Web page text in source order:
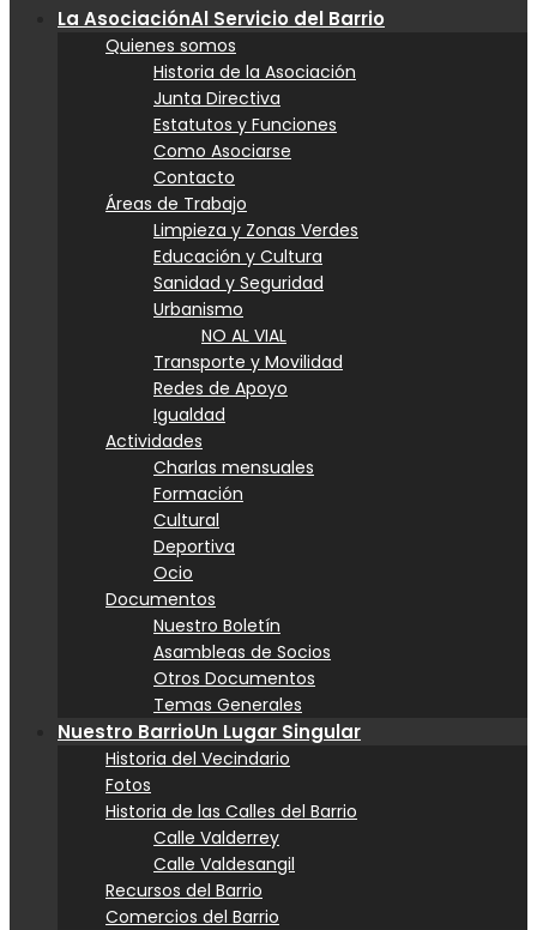
La AsociaciónAl Servicio del Barrio
Quienes somos
Historia de la Asociación
Junta Directiva
Estatutos y Funciones
Como Asociarse
Contacto
Áreas de Trabajo
Limpieza y Zonas Verdes
Educación y Cultura
Sanidad y Seguridad
Urbanismo
NO AL VIAL
Transporte y Movilidad
Redes de Apoyo
Igualdad
Actividades
Charlas mensuales
Formación
Cultural
Deportiva
Ocio
Documentos
Nuestro Boletín
Asambleas de Socios
Otros Documentos
Temas Generales
Nuestro BarrioUn Lugar Singular
Historia del Vecindario
Fotos
Historia de las Calles del Barrio
Calle Valderrey
Calle Valdesangil
Recursos del Barrio
Comercios del Barrio